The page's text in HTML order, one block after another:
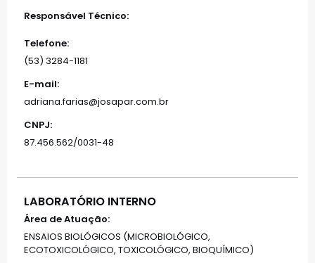
Responsável Técnico:
Telefone:
(53) 3284-1181
E-mail:
adriana.farias@josapar.com.br
CNPJ:
87.456.562/0031-48
LABORATÓRIO INTERNO
Área de Atuação:
ENSAIOS BIOLÓGICOS (MICROBIOLÓGICO,
ECOTOXICOLÓGICO, TOXICOLÓGICO, BIOQUÍMICO)